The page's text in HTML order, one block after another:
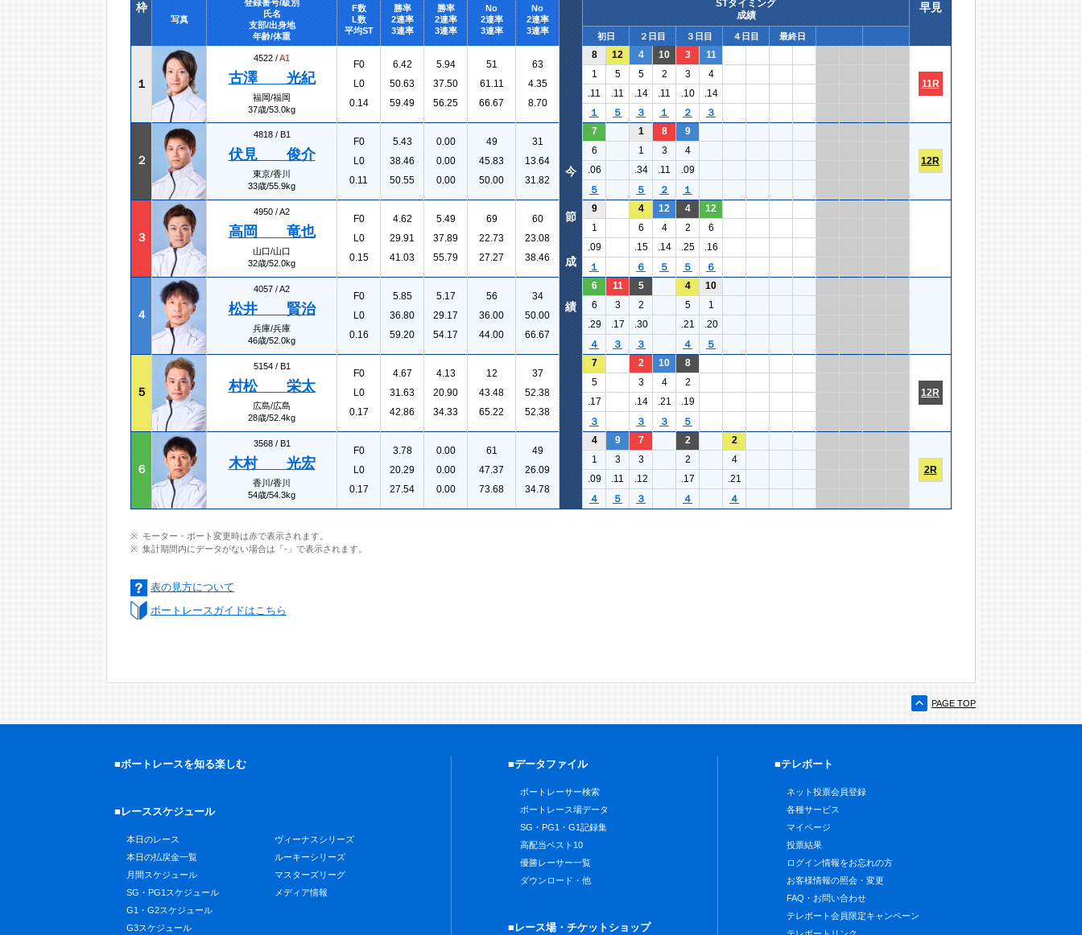
枠
STタイミング
成績
早見
写真
登録番号/級別
氏名
支部/出身地
年齢/体重
F数
L数
平均ST
勝率
2連率
3連率
勝率
2連率
3連率
No
2連率
3連率
No
2連率
3連率
初日 ２日目 ３日目 ４日目 最終日
１
4522 /A1
古澤 光紀
福岡/福岡
37歳/53.0kg
F0
L0
0.14
6.42
50.63
59.49
5.94
37.50
56.25
51
61.11
66.67
63
4.35
8.70
8 12 4 10 3 11
11R
1 5 5 2 3
4
.11
.11 .14 .11 .10
.14
１
５ ３ １ ２ ３
２
4818 / B1
伏見 俊介
東京/香川
33歳/55.9kg
F0
L0
0.11
5.43
38.46
50.55
0.00
0.00
0.00
49
45.83
50.00
31
13.64
31.82
7 1 8 9
12R
6 1 3
4
.06
.34 .11
.09
５
５ ２ １
３
4950 /A2
高岡 竜也
山口/山口
32歳/52.0kg
F0
L0
0.15
4.62
29.91
41.03
5.49
37.89
55.79
69
22.73
27.27
60
23.08
38.46
9 4 12 4
12
1
6 4 2
6
.09
.15 .14 .25
.16
１
６ ５ ５ ６
４
4057 /A2
松井 賢治
兵庫/兵庫
46歳/52.0kg
F0
L0
0.16
5.85
36.80
59.20
5.17
29.17
54.17
56
36.00
44.00
34
50.00
66.67
6 11 5 4
10
6
3 2 5
1
.29
.17 .30 .21
.20
４
３ ３ ４ ５
５
5154 / B1
村松 栄太
広島/広島
28歳/52.4kg
F0
L0
0.17
4.67
31.63
42.86
4.13
20.90
34.33
12
43.48
65.22
37
52.38
52.38
7 2 10 8
12R
5 3 4
2
.17
.14 .21
.19
３
３ ３ ５
６
3568 / B1
木村 光宏
香川/香川
54歳/54.3kg
F0
L0
0.17
3.78
20.29
27.54
0.00
0.00
0.00
61
47.37
73.68
49
26.09
34.78
4 9 7 2 2
2R
1 3 3 2
4
.09
.11 .12 .17
.21
４
５ ３ ４ ４
今
節
成
績
モーター・ボート変更時は赤で表示されます。
集計期間内にデータがない場合は「-」で表示されます。
表の見方について
ボートレースガイドはこちら
PAGE TOP
■ボートレースを知る楽しむ
■レーススケジュール
本日のレース
本日の払戻金一覧
月間スケジュール
SG・PG1スケジュール
G1・G2スケジュール
G3スケジュール
ヴィーナスシリーズ
ルーキーシリーズ
マスターズリーグ
メディア情報
■データファイル
ボートレーサー検索
ボートレース場データ
SG・PG1・G1記録集
高配当ベスト10
優勝レーサー一覧
ダウンロード・他
■レース場・チケットショップ
■テレボート
ネット投票会員登録
各種サービス
マイページ
投票結果
ログイン情報をお忘れの方
お客様情報の照会・変更
FAQ・お問い合わせ
テレボート会員限定キャンペーン